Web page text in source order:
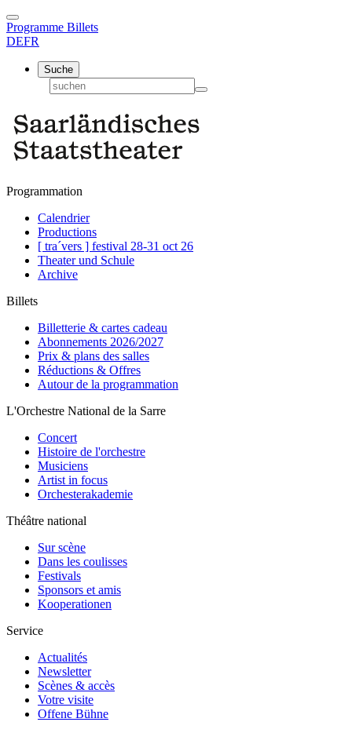
Programme Billets
DEFR
Suche
Programmation
Calendrier
Productions
[ tra´vers ] festival 28-31 oct 26
Theater und Schule
Archive
Billets
Billetterie & cartes cadeau
Abonnements 2026/2027
Prix & plans des salles
Réductions & Offres
Autour de la programmation
L'Orchestre National de la Sarre
Concert
Histoire de l'orchestre
Musiciens
Artist in focus
Orchesterakademie
Théâtre national
Sur scène
Dans les coulisses
Festivals
Sponsors et amis
Kooperationen
Service
Actualités
Newsletter
Scènes & accès
Votre visite
Offene Bühne